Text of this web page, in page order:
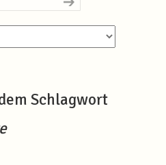
Schlagwort